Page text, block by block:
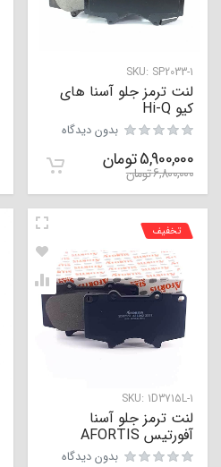
SKU: SP2033-1
لنت ترمز جلو آسنا های
کیو Hi-Q
بدون دیدگاه
5,900,000تومان
6,800,000تومان
SKU: 1D3715L-1
تخفیف
لنت ترمز جلو آسنا
آفورتیس AFORTIS
بدون دیدگاه